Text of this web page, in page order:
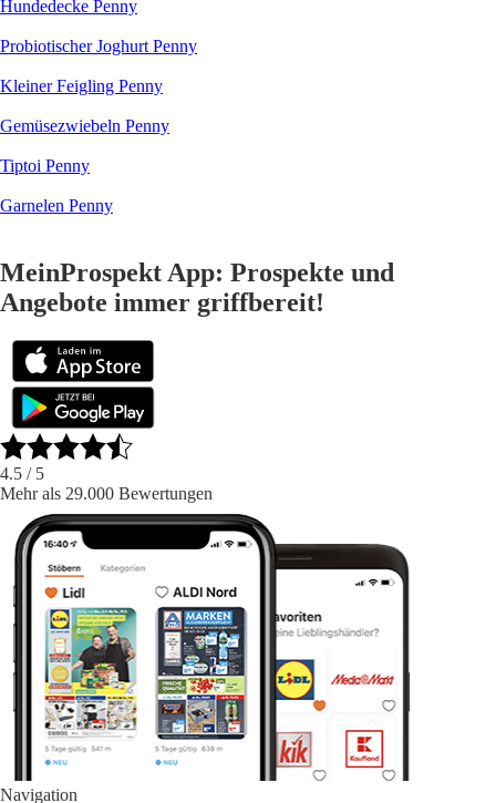
Hundedecke Penny
Probiotischer Joghurt Penny
Kleiner Feigling Penny
Gemüsezwiebeln Penny
Tiptoi Penny
Garnelen Penny
MeinProspekt App: Prospekte und
Angebote immer griffbereit!
4.5 / 5
Mehr als 29.000 Bewertungen
Navigation